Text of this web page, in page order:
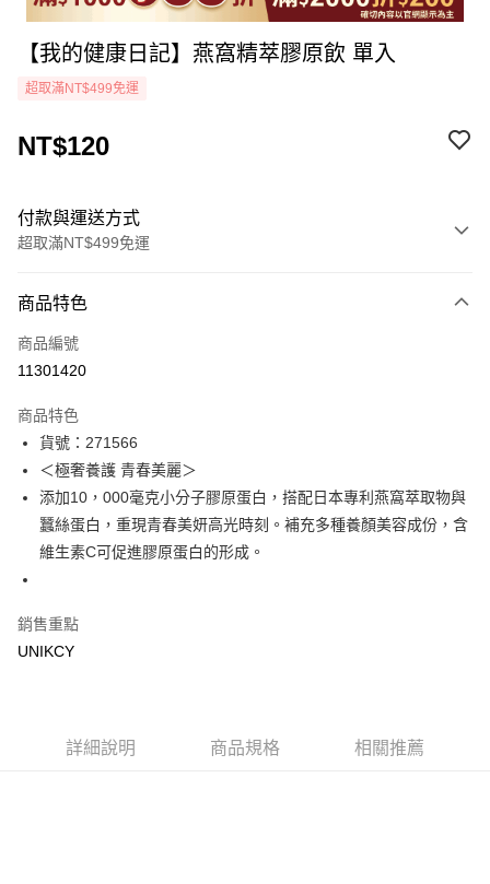
【我的健康日記】燕窩精萃膠原飲 單入
超取滿NT$499免運
NT$120
付款與運送方式
超取滿NT$499免運
icash Pay
信用卡一次付款
LINE Pay
Apple Pay
街口支付
悠遊付
運送方式
付款後7-11取貨［需3-5個工作天不含預購商品］
商品特色
商品編號
11301420
商品特色
貨號：271566
＜極奢養護 青春美麗＞
添加10，000毫克小分子膠原蛋白，搭配日本專利燕窩萃取物與
蠶絲蛋白，重現青春美妍高光時刻。補充多種養顏美容成份，含
維生素C可促進膠原蛋白的形成。
銷售重點
UNIKCY
詳細說明 商品規格 相關推薦